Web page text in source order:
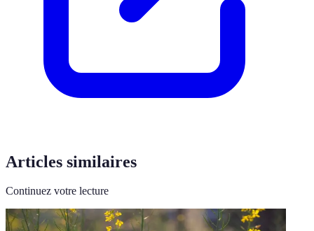
Articles similaires
Continuez votre lecture